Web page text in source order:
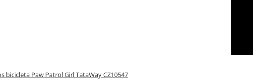
bicicleta Paw Patrol Girl TataWay CZ10547